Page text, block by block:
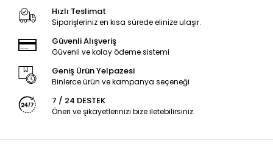
Hızlı Teslimat
Siparişleriniz en kısa sürede elinize ulaşır.
Güvenli Alışveriş
Güvenli ve kolay ödeme sistemi
Geniş Ürün Yelpazesi
Binlerce ürün ve kampanya seçeneği
7 / 24 DESTEK
Öneri ve şikayetlerinizi bize iletebilirsiniz.